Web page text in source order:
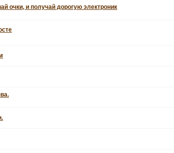
очки, и получай дорогую электроник